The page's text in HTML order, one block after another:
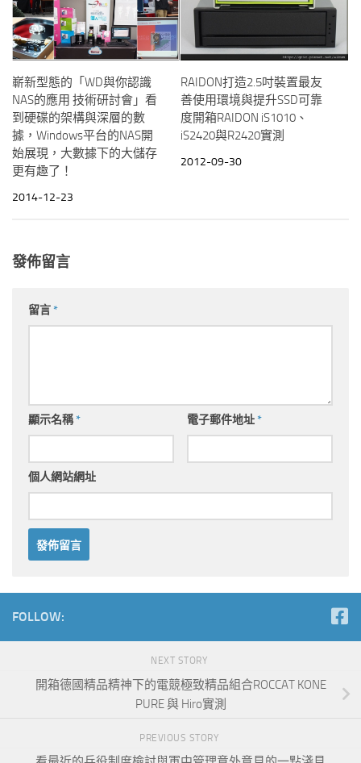
嶄新型態的「WD與你認識
NAS的應用 技術研討會」看
到硬碟的架構與深層的數
據，Windows平台的NAS開
始展現，大數據下的大儲存
更有趣了！
2014-12-23
RAIDON打造2.5吋裝置最友
善使用環境與提升SSD可靠
度開箱RAIDON iS1010、
iS2420與R2420實測
2012-09-30
發佈留言
留言*
顯示名稱* 電子郵件地址*
個人網站網址
FOLLOW:
NEXT STORY
開箱德國精品精神下的電競極致精品組合ROCCAT KONE
PURE 與 Hiro實測
PREVIOUS STORY